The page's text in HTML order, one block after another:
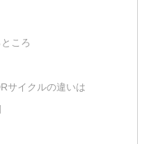
ころ
サイクルの違いは